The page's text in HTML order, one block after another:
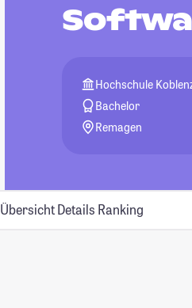
Hochschule
Bachelor
Remagen
Übersicht Details Ranking